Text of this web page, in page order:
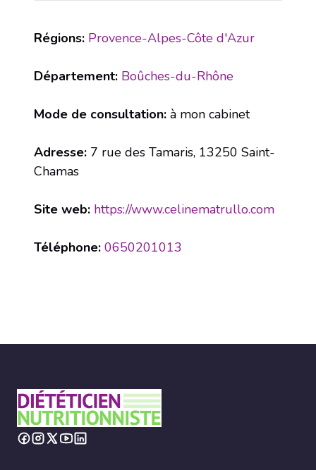
Régions: Provence-Alpes-Côte d'Azur
Département: Boûches-du-Rhône
Mode de consultation: à mon cabinet
Adresse: 7 rue des Tamaris, 13250 Saint-
Chamas
Site web: https://www.celinematrullo.com
Téléphone: 0650201013